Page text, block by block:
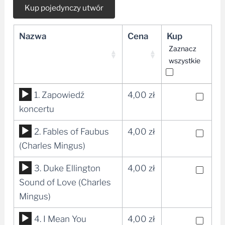
Nazwa Cena Kup
Zaznacz
wszystkie
Odtwarzacz
plików
dźwiękowych
1. Zapowiedź
koncertu
4,00 zł
Odtwarzacz
plików
dźwiękowych
2. Fables of Faubus
(Charles Mingus)
4,00 zł
Odtwarzacz
plików
dźwiękowych
3. Duke Ellington
Sound of Love (Charles
Mingus)
4,00 zł
Odtwarzacz
4. I Mean You
4,00 zł